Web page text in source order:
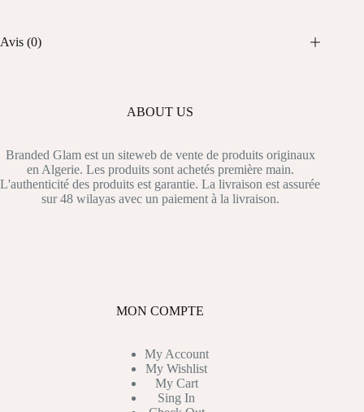
Avis (0)
ABOUT US
Branded Glam est un siteweb de vente de produits originaux
en Algerie. Les produits sont achetés première main.
L'authenticité des produits est garantie. La livraison est assurée
sur 48 wilayas avec un paiement à la livraison.
MON COMPTE
My Account
My Wishlist
My Cart
Sing In